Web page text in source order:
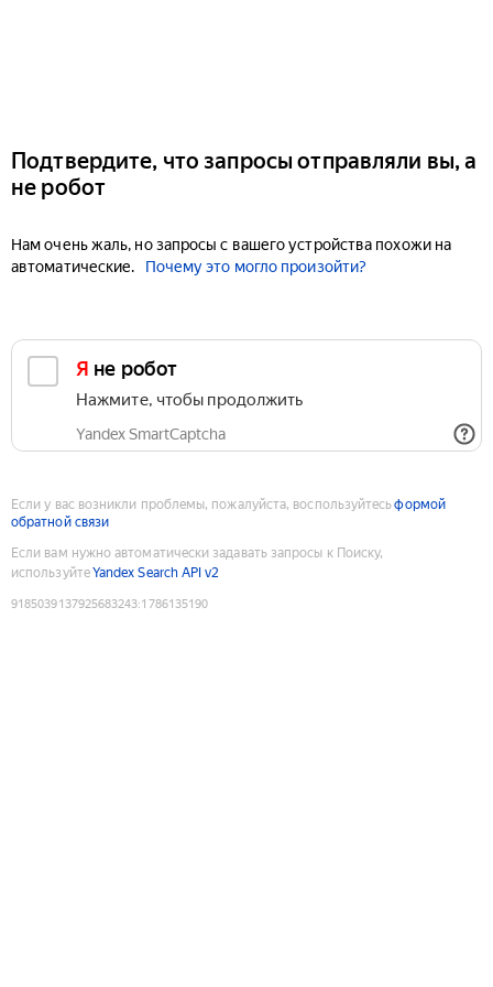
Подтвердите, что запросы отправляли вы, а
не робот
Нам очень жаль, но запросы с вашего устройства похожи на
автоматические.
Почему это могло произойти?
Я не робот
Нажмите, чтобы продолжить
Yandex SmartCaptcha
Если у вас возникли проблемы, пожалуйста, воспользуйтесьформой
обратной связи
Если вам нужно автоматически задавать запросы к Поиску,
используйтеYandex Search API v2
9185039137925683243:1786135190